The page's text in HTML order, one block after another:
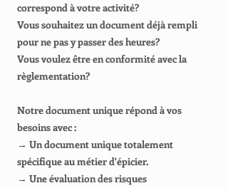
correspond à votre activité?
Vous souhaitez un document déjà rempli
pour ne pas y passer des heures?
Vous voulez être en conformité avec la
règlementation?
Notre document unique répond à vos
besoins avec :
→ Un document unique totalement
spécifique au métier d'épicier.
→ Une évaluation des risques